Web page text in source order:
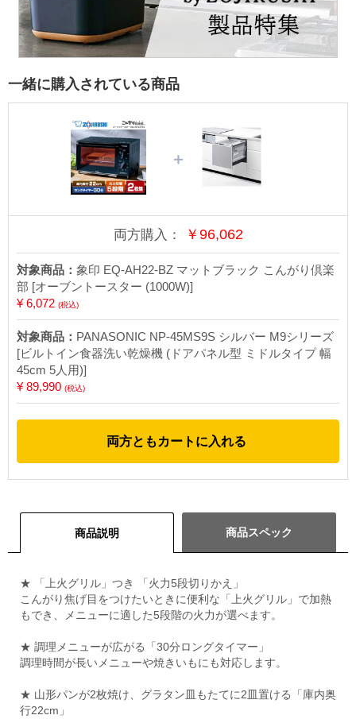
一緒に購入されている商品
＋
両方購入： ￥ 96,062
対象商品： 象印 EQ-AH22-BZ マットブラック こんがり倶楽
部 [オーブントースター (1000W)]
¥ 6,072 (税込)
対象商品： PANASONIC NP-45MS9S シルバー M9シリーズ
[ビルトイン食器洗い乾燥機 (ドアパネル型 ミドルタイプ 幅
45cm 5人用)]
¥ 89,990 (税込)
両方ともカートに入れる
商品説明 商品スペック
★ 「上火グリル」つき 「火力5段切りかえ」
こんがり焦げ目をつけたいときに便利な「上火グリル」で加熱
もでき、メニューに適した5段階の火力が選べます。
★ 調理メニューが広がる「30分ロングタイマー」
調理時間が長いメニューや焼きいもにも対応します。
★ 山形パンが2枚焼け、グラタン皿もたてに2皿置ける「庫内奥
行22cm」